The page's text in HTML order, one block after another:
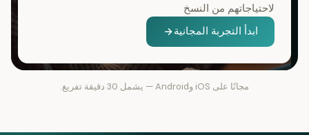
لاحتياجاتهم من النسخ
ابدأ التجربة المجانية
مجانًا على iOS وAndroid — يشمل 30 دقيقة تفريغ.